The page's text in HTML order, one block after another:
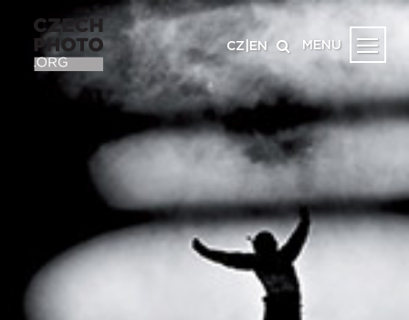
CZ EN MENU